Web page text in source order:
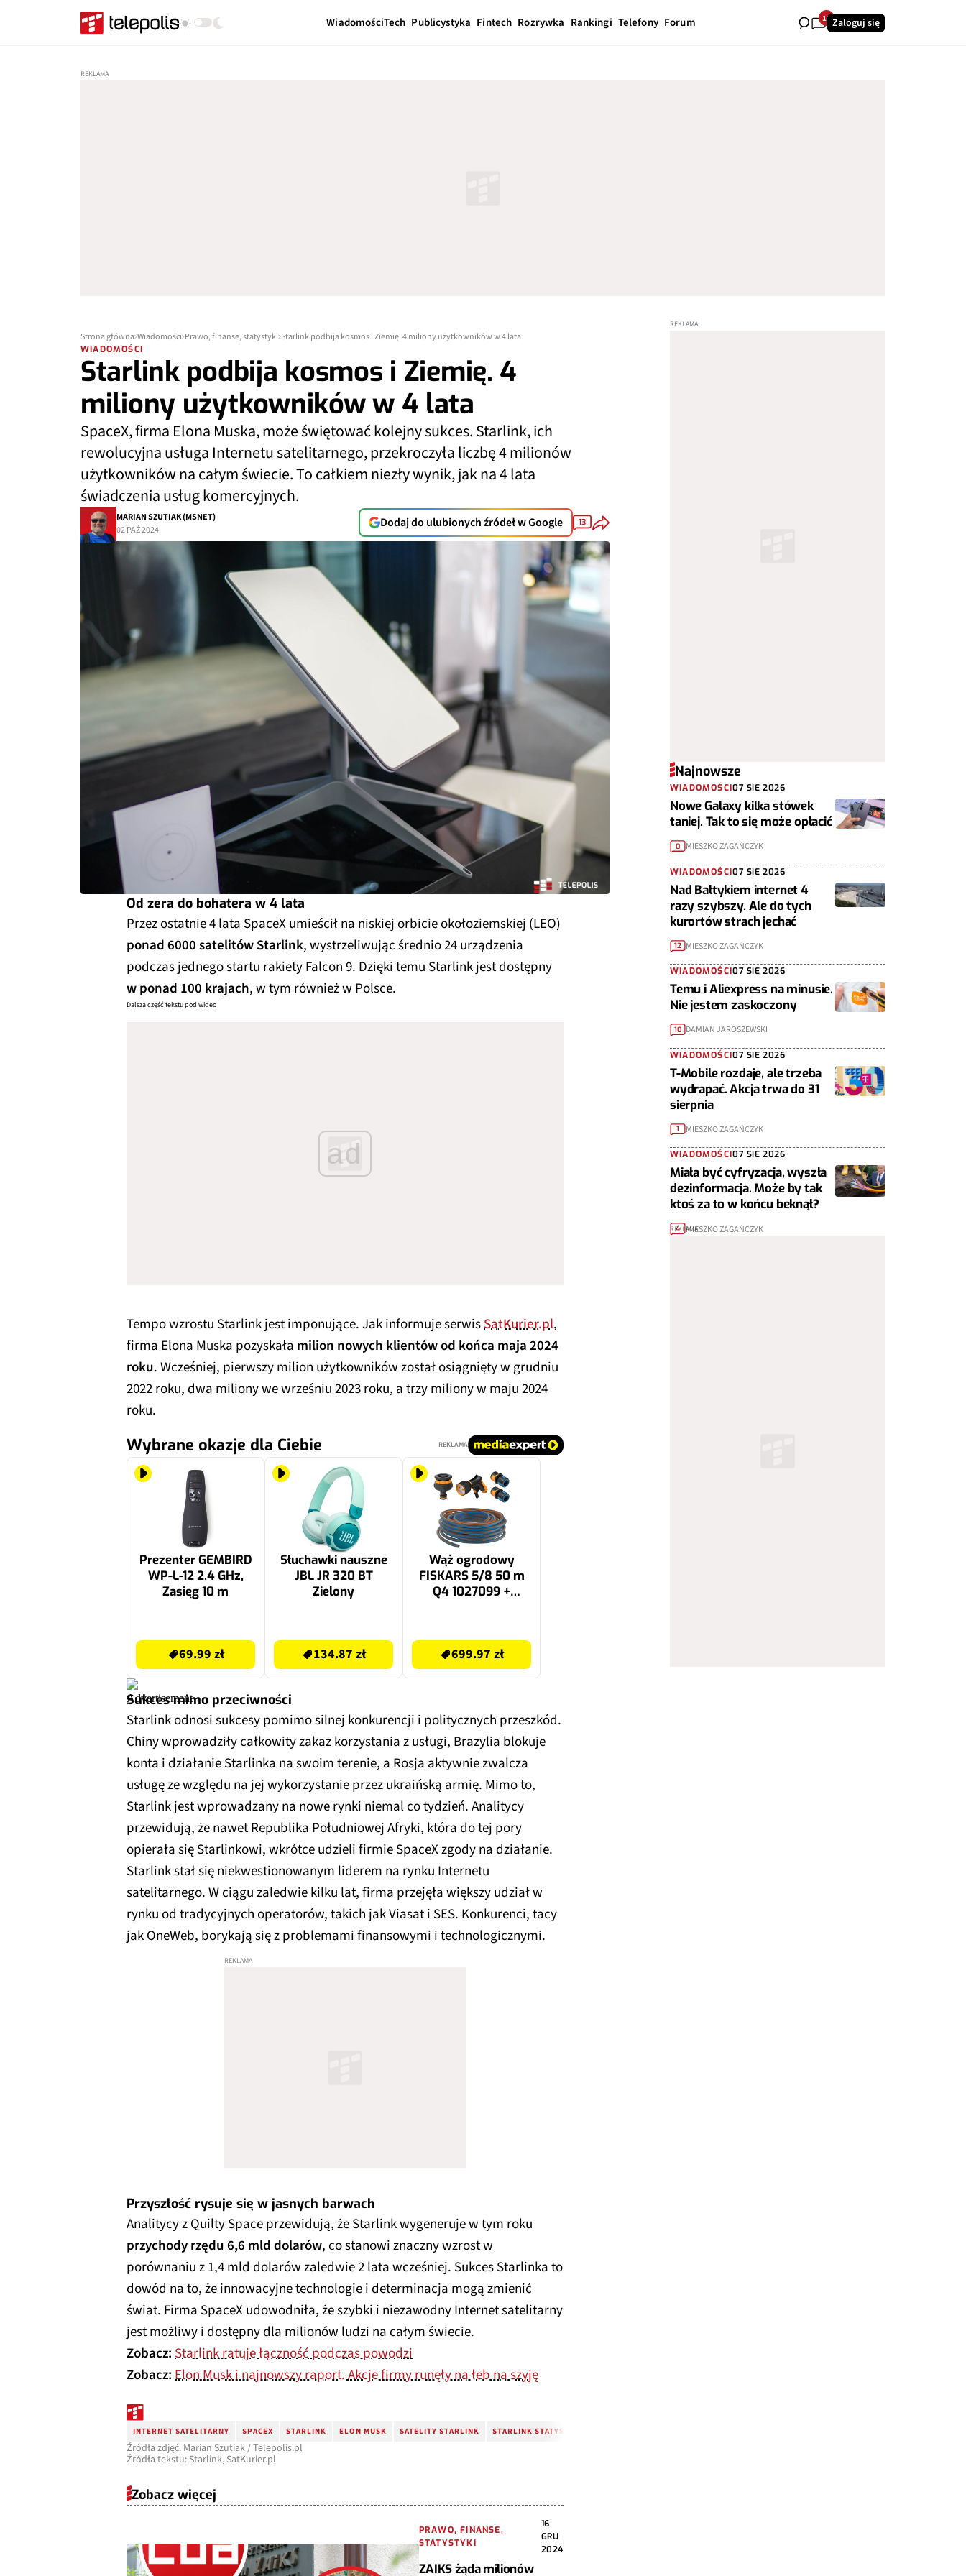
WiadomościTech Publicystyka Fintech Rozrywka Rankingi Telefony Forum 19Zaloguj się
Strona główna Wiadomości Prawo, finanse, statystyki Starlink podbija kosmos i Ziemię. 4 miliony użytkowników w 4 lata
WIADOMOŚCI
Starlink podbija kosmos i Ziemię. 4
miliony użytkowników w 4 lata
SpaceX, firma Elona Muska, może świętować kolejny sukces. Starlink, ich
rewolucyjna usługa Internetu satelitarnego, przekroczyła liczbę 4 milionów
użytkowników na całym świecie. To całkiem niezły wynik, jak na 4 lata
świadczenia usług komercyjnych.
MARIAN SZUTIAK (MSNET)
02 PAŹ 2024
Dodaj do ulubionych źródeł w Google 13
Od zera do bohatera w 4 lata
Przez ostatnie 4 lata SpaceX umieścił na niskiej orbicie okołoziemskiej (LEO)
ponad 6000 satelitów Starlink, wystrzeliwując średnio 24 urządzenia
podczas jednego startu rakiety Falcon 9. Dzięki temu Starlink jest dostępny
w ponad 100 krajach, w tym również w Polsce.
Dalsza część tekstu pod wideo
ad
Tempo wzrostu Starlink jest imponujące. Jak informuje serwisSatKurier.pl,
firma Elona Muska pozyskała milion nowych klientów od końca maja 2024
roku. Wcześniej, pierwszy milion użytkowników został osiągnięty w grudniu
2022 roku, dwa miliony we wrześniu 2023 roku, a trzy miliony w maju 2024
roku.
Wybrane okazje dla Ciebie REKLAMA
Prezenter GEMBIRD
WP-L-12 2.4 GHz,
Zasięg 10 m
69.99 zł
Słuchawki nauszne
JBL JR 320 BT
Zielony
134.87 zł
Wąż ogrodowy
FISKARS 5/8 50 m
Q4 1027099 +
1027051, 1027072,
1027079 + Pistolet
zraszający FISKARS
699.97 zł
Sukces mimo przeciwności
Starlink odnosi sukcesy pomimo silnej konkurencji i politycznych przeszkód.
Chiny wprowadziły całkowity zakaz korzystania z usługi, Brazylia blokuje
konta i działanie Starlinka na swoim terenie, a Rosja aktywnie zwalcza
usługę ze względu na jej wykorzystanie przez ukraińską armię. Mimo to,
Starlink jest wprowadzany na nowe rynki niemal co tydzień. Analitycy
przewidują, że nawet Republika Południowej Afryki, która do tej pory
opierała się Starlinkowi, wkrótce udzieli firmie SpaceX zgody na działanie.
Starlink stał się niekwestionowanym liderem na rynku Internetu
satelitarnego. W ciągu zaledwie kilku lat, firma przejęła większy udział w
rynku od tradycyjnych operatorów, takich jak Viasat i SES. Konkurenci, tacy
jak OneWeb, borykają się z problemami finansowymi i technologicznymi.
Przyszłość rysuje się w jasnych barwach
Analitycy z Quilty Space przewidują, że Starlink wygeneruje w tym roku
przychody rzędu 6,6 mld dolarów, co stanowi znaczny wzrost w
porównaniu z 1,4 mld dolarów zaledwie 2 lata wcześniej. Sukces Starlinka to
dowód na to, że innowacyjne technologie i determinacja mogą zmienić
świat. Firma SpaceX udowodniła, że szybki i niezawodny Internet satelitarny
jest możliwy i dostępny dla milionów ludzi na całym świecie.
Zobacz:Starlink ratuje łączność podczas powodzi
Zobacz:Elon Musk i najnowszy raport. Akcje firmy runęły na łeb na szyję
INTERNET SATELITARNY SPACEX STARLINK ELON MUSK SATELITY STARLINK STARLINK STATYSTYKI
Źródła zdjęć: Marian Szutiak / Telepolis.pl
Źródła tekstu: Starlink, SatKurier.pl
Zobacz więcej
PRAWO, FINANSE,
STATYSTYKI
16
GRU
2024
ZAIKS żąda milionów
Najnowsze
WIADOMOŚCI07 SIE 2026
Nowe Galaxy kilka stówek
taniej. Tak to się może opłacić
0 MIESZKO ZAGAŃCZYK
WIADOMOŚCI07 SIE 2026
Nad Bałtykiem internet 4
razy szybszy. Ale do tych
kurortów strach jechać
12 MIESZKO ZAGAŃCZYK
WIADOMOŚCI07 SIE 2026
Temu i Aliexpress na minusie.
Nie jestem zaskoczony
10 DAMIAN JAROSZEWSKI
WIADOMOŚCI07 SIE 2026
T-Mobile rozdaje, ale trzeba
wydrapać. Akcja trwa do 31
sierpnia
1 MIESZKO ZAGAŃCZYK
WIADOMOŚCI07 SIE 2026
Miała być cyfryzacja, wyszła
dezinformacja. Może by tak
ktoś za to w końcu beknął?
4 MIESZKO ZAGAŃCZYK